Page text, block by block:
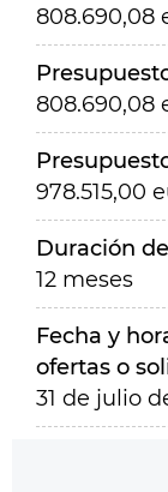
808.690,08
808.690,08
978.515,00
Duración
12 meses
Fecha y
ofertas o
31 de julio